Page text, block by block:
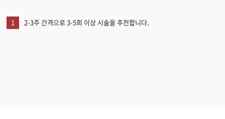
1 2-3주 간격으로 3-5회 이상 시술을 추천합니다.